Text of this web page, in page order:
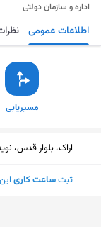
اداره و سازمان دولتی
مسیریابی
اطلاعات عمومی
مسیریابی
اراک، بلوار قدس،
ثبتساعت کاری